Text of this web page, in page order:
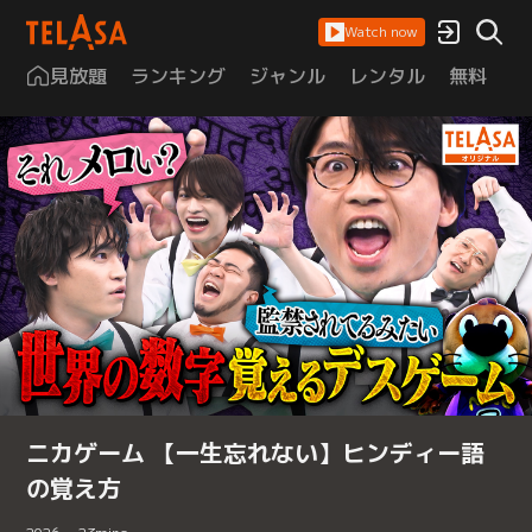
Watch now
見放題 ランキング ジャンル レンタル 無料
ニカゲーム 【一生忘れない】ヒンディー語
の覚え方